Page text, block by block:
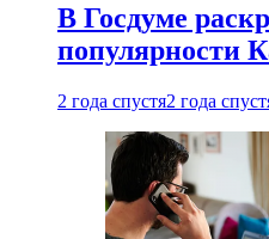
В Госдуме
популярности
2 года спустя2 года